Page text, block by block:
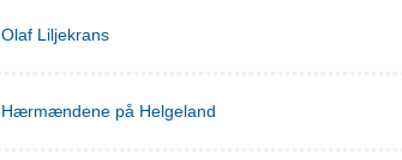
Olaf Liljekrans
Hærmændene på Helgeland